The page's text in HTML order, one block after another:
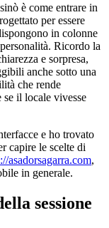
è come entrare in
per essere
in colonne
Ricordo la
e sorpresa,
anche sotto una
che rende
se il locale vivesse
e ho trovato
capire le scelte di
asadorsagarra.com,
in generale.
sessione